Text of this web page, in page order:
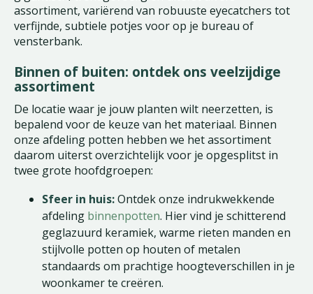
assortiment, variërend van robuuste eyecatchers tot
verfijnde, subtiele potjes voor op je bureau of
vensterbank.
Binnen of buiten: ontdek ons veelzijdige
assortiment
De locatie waar je jouw planten wilt neerzetten, is
bepalend voor de keuze van het materiaal. Binnen
onze afdeling potten hebben we het assortiment
daarom uiterst overzichtelijk voor je opgesplitst in
twee grote hoofdgroepen:
Sfeer in huis:Ontdek onze indrukwekkende
afdeling binnenpotten. Hier vind je schitterend
geglazuurd keramiek, warme rieten manden en
stijlvolle potten op houten of metalen
standaards om prachtige hoogteverschillen in je
woonkamer te creëren.